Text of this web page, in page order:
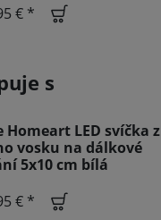
€ *
s
Homeart LED svíčka z
vosku na dálkové
5x10 cm bílá
€ *